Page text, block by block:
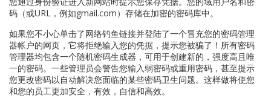
码（或URL，例如gmail.com）存储在加密的密码库中。
如果您不小心单击了网络钓鱼链接并登陆了一个冒充您的密码管理
器帐户的网页，它将拒绝输入您的凭据，提示您被骗了！所有密码
管理器均包含一个随机密码生成器，可用于创建新的，强度高且唯
一的密码。一些管理员会警告您输入弱密码或重用密码，甚至提示
您更改密码以自动解决您面临的某些密码卫生问题。这样做将使您
和您的员工更加安全，有效，自信和高效。